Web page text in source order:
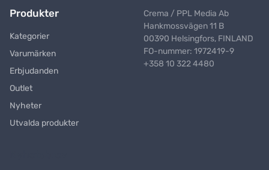
Produkter
Kategorier
Varumärken
Erbjudanden
Outlet
Nyheter
Utvalda produkter
Crema / PPL Media Ab
Hankmossvägen 11 B
00390 Helsingfors, FINLAND
FO-nummer: 1972419-9
+358 10 322 4480